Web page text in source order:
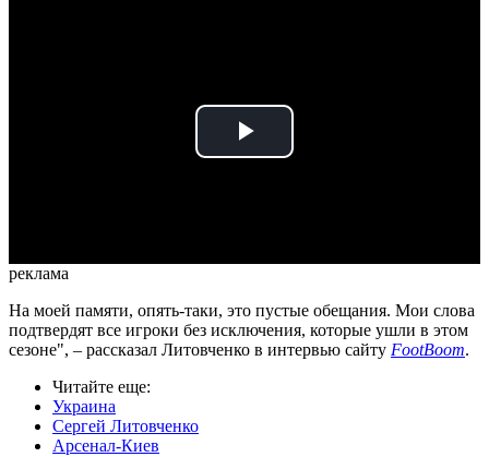
Play
реклама
На моей памяти, опять-таки, это пустые обещания. Мои слова
подтвердят все игроки без исключения, которые ушли в этом
сезоне", – рассказал Литовченко в интервью сайту FootBoom.
Читайте еще:
Украина
Сергей Литовченко
Арсенал-Киев